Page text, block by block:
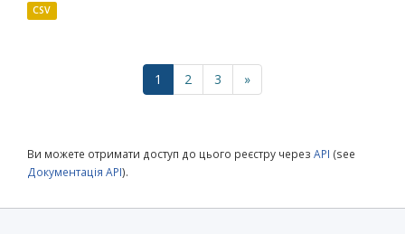
CSV
1 2 3 »
Ви можете отримати доступ до цього реєстру через API (see
Документація API).